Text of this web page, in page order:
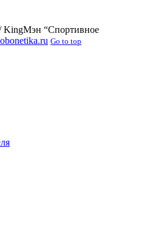
KingМэн “Спортивное
Go to top